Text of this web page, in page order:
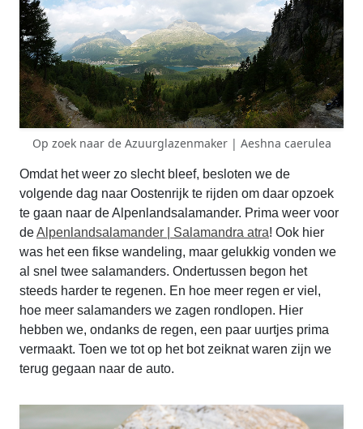
Op zoek naar de Azuurglazenmaker | Aeshna caerulea
Omdat het weer zo slecht bleef, besloten we de
volgende dag naar Oostenrijk te rijden om daar opzoek
te gaan naar de Alpenlandsalamander. Prima weer voor
deAlpenlandsalamander | Salamandra atra! Ook hier
was het een fikse wandeling, maar gelukkig vonden we
al snel twee salamanders. Ondertussen begon het
steeds harder te regenen. En hoe meer regen er viel,
hoe meer salamanders we zagen rondlopen. Hier
hebben we, ondanks de regen, een paar uurtjes prima
vermaakt. Toen we tot op het bot zeiknat waren zijn we
terug gegaan naar de auto.